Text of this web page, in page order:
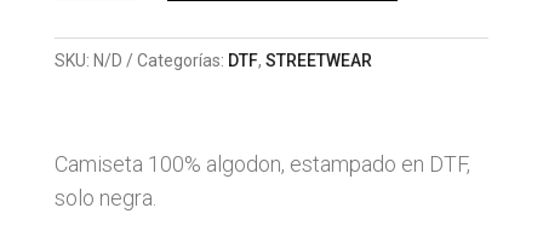
SKU: N/D Categorías: DTF, STREETWEAR
Camiseta 100% algodon, estampado en DTF,
solo negra.